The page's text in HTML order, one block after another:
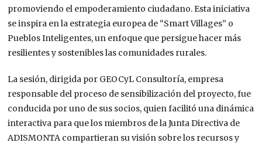
promoviendo el empoderamiento ciudadano. Esta iniciativa
se inspira en la estrategia europea de “Smart Villages” o
Pueblos Inteligentes, un enfoque que persigue hacer más
resilientes y sostenibles las comunidades rurales.
La sesión, dirigida por GEOCyL Consultoría, empresa
responsable del proceso de sensibilización del proyecto, fue
conducida por uno de sus socios, quien facilitó una dinámica
interactiva para que los miembros de la Junta Directiva de
ADISMONTA compartieran su visión sobre los recursos y